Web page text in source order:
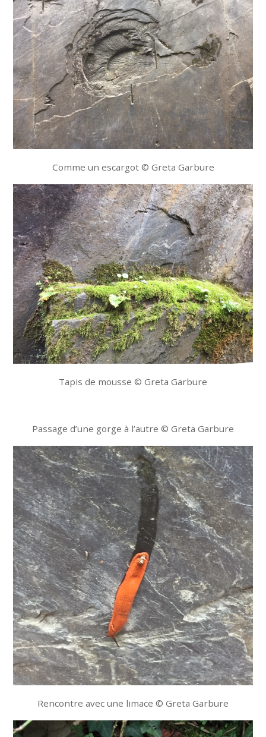
Comme un escargot © Greta Garbure
Tapis de mousse © Greta Garbure
Passage d’une gorge à l’autre © Greta Garbure
Rencontre avec une limace © Greta Garbure